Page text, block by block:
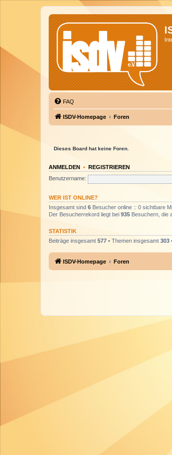
FAQ
ISDV-Homepage Foren
Dieses Board hat keine Foren.
ANMELDEN • REGISTRIEREN
Benutzername:
WER IST ONLINE?
Insgesamt sind 6 Besucher online :: 0 sichtbare
Der Besucherrekord liegt bei 935 Besuchern, die
STATISTIK
Beiträge insgesamt 577 • Themen insgesamt 303
ISDV-Homepage Foren